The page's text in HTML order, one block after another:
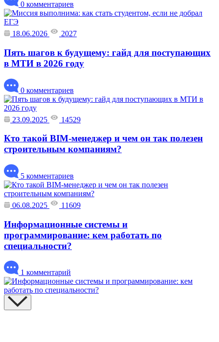
0 комментариев
18.06.2026 2027
Пять шагов к будущему: гайд для поступающих
в МТИ в 2026 году
0 комментариев
23.09.2025 14529
Кто такой BIM-менеджер и чем он так полезен
строительным компаниям?
5 комментариев
06.08.2025 11609
Информационные системы и
программирование: кем работать по
специальности?
1 комментарий